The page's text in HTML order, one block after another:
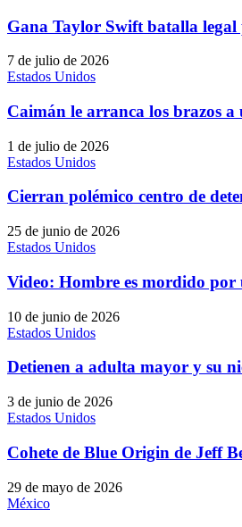
Gana Taylor Swift batalla legal
7 de julio de 2026
Estados Unidos
Caimán le arranca los brazos
1 de julio de 2026
Estados Unidos
Cierran polémico centro de
25 de junio de 2026
Estados Unidos
Video: Hombre es mordido
10 de junio de 2026
Estados Unidos
Detienen a adulta mayor y su
3 de junio de 2026
Estados Unidos
Cohete de Blue Origin de Jeff
29 de mayo de 2026
México